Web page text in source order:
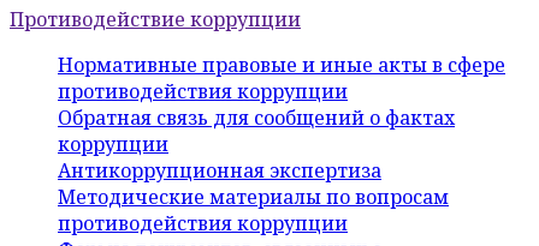
Противодействие коррупции
Нормативные правовые и иные акты в сфере
противодействия коррупции
Обратная связь для сообщений о фактах
коррупции
Антикоррупционная экспертиза
Методические материалы по вопросам
противодействия коррупции